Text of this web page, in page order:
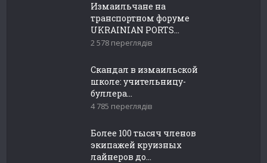
Измаильчане на
транспортном форуме
UKRAINIAN PORTS...
2 578 переглядів
Скандал в измаильской
школе: учительницу-
буллера...
4 785 переглядів
Более 100 тысяч членов
экипажей круизных
лайнеров до...